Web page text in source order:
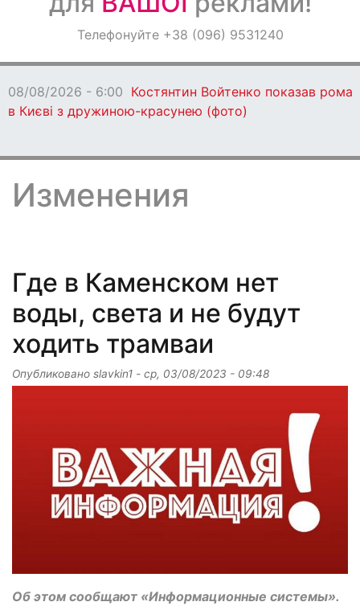
ОголошенняТелефонуйте +38 (096) 9531240
Костянтин Войтенко показав романтику
красунею (фото)
Изменения
Где в Каменском нет
воды, света и не будут
ходить трамваи
Опубликовано slavkin1 - ср, 03/08/2023 - 09:48
Об этом сообщают «Информационные системы».